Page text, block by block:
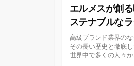
エルメスが創
ステナブルな
高級ブランド業界の
その長い歴史と徹底
世界中で多くの人々か